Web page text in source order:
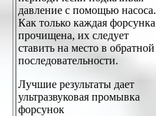
давление с помощью насоса.
Как только каждая форсунка
прочищена, их следует
ставить на место в обратной
последовательности.
Лучшие результаты дает
ультразвуковая промывка
форсунок